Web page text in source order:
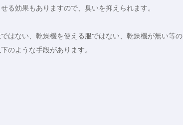
る効果もありますので、臭いを抑えられます。
はない、乾燥機を使える服ではない、乾燥機が無い等の
のような手段があります。